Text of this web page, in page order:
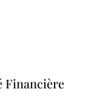
Financière